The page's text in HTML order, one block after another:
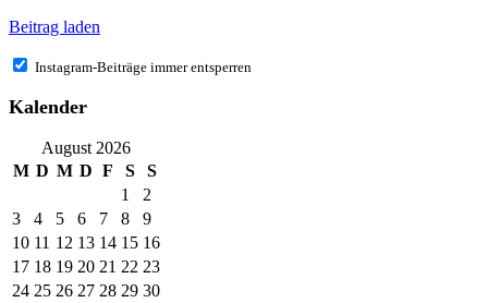
Beitrag laden
Instagram-Beiträge immer entsperren
Kalender
August 2026
M D M D F S
S
1
2
3
4 5 6 7 8
9
10 11 12 13 14 15 16
17 18 19 20 21 22 23
24 25 26 27 28 29 30